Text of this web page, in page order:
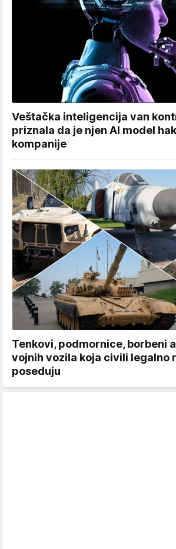
Veštačka inteligencija van
priznala da je njen AI model
kompanije
Tenkovi, podmornice, borbeni
vojnih vozila koja civili legalno
poseduju